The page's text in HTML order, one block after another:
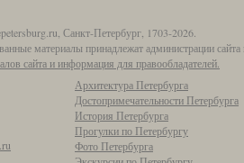
Санкт-Петербург, 1703-2026.
материалы принадлежат администрации сайта
сайта и информация для правообладателей.
Архитектура Петербурга
Достопримечательности Петербурга
История Петербурга
Прогулки по Петербургу
Фото Петербурга